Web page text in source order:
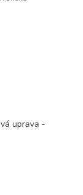
uprava -